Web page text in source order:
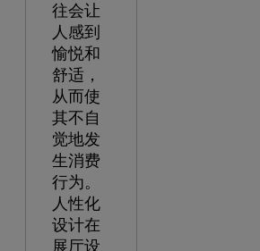
往会让
人感到
愉悦和
舒适，
从而使
其不自
觉地发
生消费
行为。
人性化
设计在
展厅设